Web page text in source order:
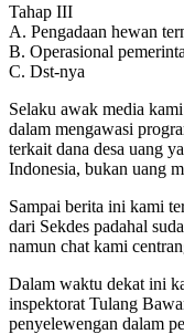
Tahap III
A. Pengadaan hewan
B. Operasional
C. Dst-nya
Selaku awak media
dalam mengawasi
terkait dana desa uang
Indonesia, bukan uang
Sampai berita ini kami
dari Sekdes padahal
namun chat kami
Dalam waktu dekat ini
inspektorat Tulang
penyelewengan dalam